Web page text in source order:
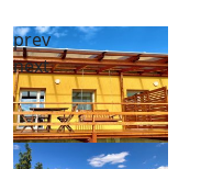
prev
next